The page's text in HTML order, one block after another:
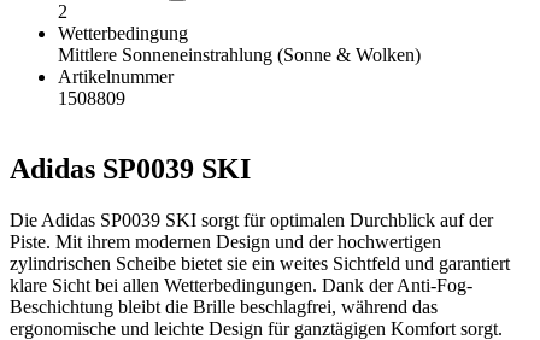
2
Wetterbedingung
Mittlere Sonneneinstrahlung (Sonne & Wolken)
Artikelnummer
1508809
Adidas SP0039 SKI
Die Adidas SP0039 SKI sorgt für optimalen Durchblick auf der
Piste. Mit ihrem modernen Design und der hochwertigen
zylindrischen Scheibe bietet sie ein weites Sichtfeld und garantiert
klare Sicht bei allen Wetterbedingungen. Dank der Anti-Fog-
Beschichtung bleibt die Brille beschlagfrei, während das
ergonomische und leichte Design für ganztägigen Komfort sorgt.